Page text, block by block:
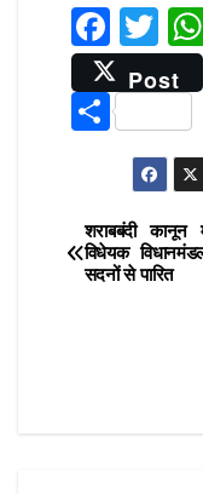
F
a
c
e
b
o
o
k
T
w
it
te
r
Post
S
h
ar
e
Post
शराबबंदी
विधेयक
सदनों से पारित